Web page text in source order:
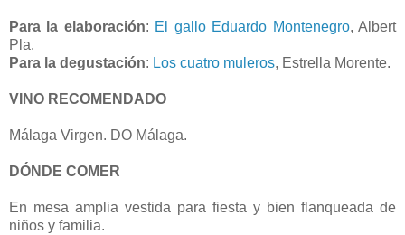
Para la elaboración: El gallo Eduardo Montenegro, Albert
Pla.
Para la degustación: Los cuatro muleros, Estrella Morente.
VINO RECOMENDADO
Málaga Virgen. DO Málaga.
DÓNDE COMER
En mesa amplia vestida para fiesta y bien flanqueada de
niños y familia.